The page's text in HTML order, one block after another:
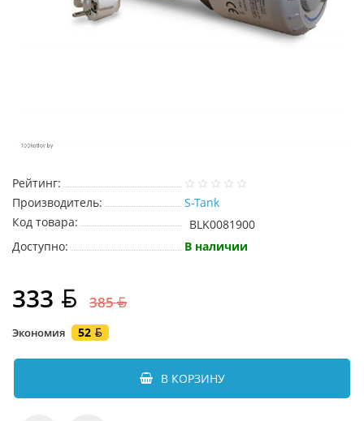
Рейтинг:
Производитель:
S-Tank
Код товара:
BLK0081900
Доступно:
В наличии
333 385
Экономия 52
В КОРЗИНУ